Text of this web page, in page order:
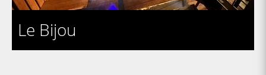
Le Bijou